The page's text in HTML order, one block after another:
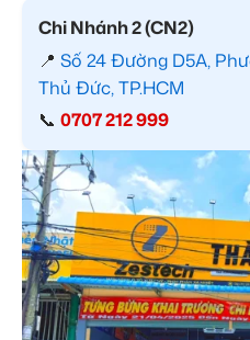
Chi Nhánh 2 (CN2)
📍 Số 24 Đường D5A,
Thủ Đức, TP.HCM
📞 0707 212 999